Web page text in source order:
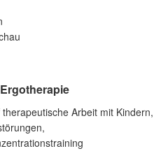
Arbeit mit Kindern,